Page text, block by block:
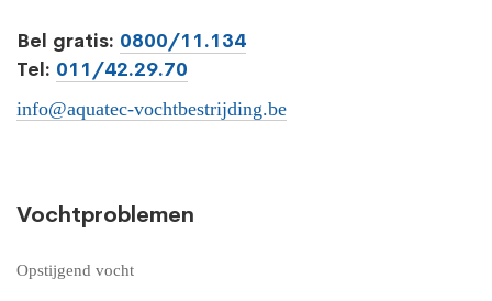
Bel gratis: 0800/11.134
Tel: 011/42.29.70
info@aquatec-vochtbestrijding.be
Vochtproblemen
Opstijgend vocht